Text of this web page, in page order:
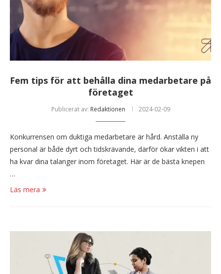
Fem tips för att behålla dina medarbetare på
företaget
Publicerat av: Redaktionen 2024-02-09
Konkurrensen om duktiga medarbetare är hård. Anställa ny
personal är både dyrt och tidskrävande, därför ökar vikten i att
ha kvar dina talanger inom företaget. Här är de bästa knepen
…
Läs mera